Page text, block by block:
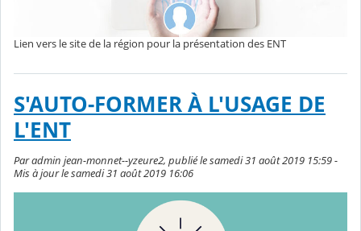
Lien vers le site de la région pour la présentation des ENT
S'AUTO-FORMER À L'USAGE DE
L'ENT
Par admin jean-monnet--yzeure2, publié le samedi 31 août 2019 15:59 -
Mis à jour le samedi 31 août 2019 16:06